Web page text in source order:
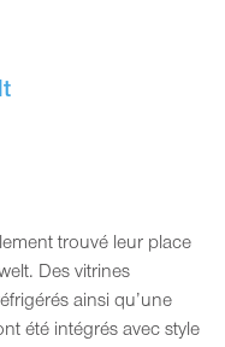
trouvé leur place
Des vitrines
ainsi qu’une
été intégrés avec style